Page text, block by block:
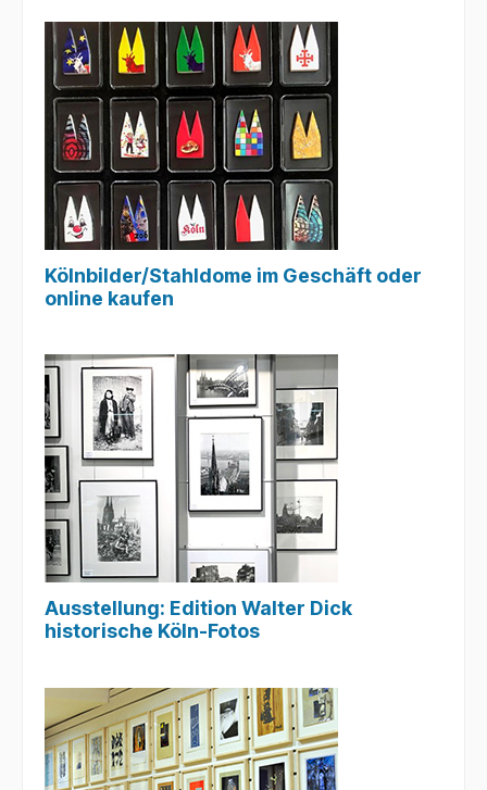
Kölnbilder/Stahldome im Geschäft oder
online kaufen
Ausstellung: Edition Walter Dick
historische Köln-Fotos